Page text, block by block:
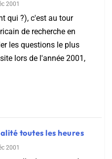
2001
qui ?), c'est au tour
de recherche en
les questions le plus
lors de l'année 2001,
toutes les heures
2001